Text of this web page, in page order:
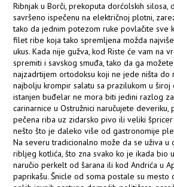
Ribnjak u Borči, prekoputa dorćolskih silosa,
savršeno ispečenu na električnoj plotni,
tako da jednim potezom ruke povlačite sve
filet ribe koja tako spremljena možda
ukus. Kada nije gužva, kod Riste će vam na
spremiti i savskog smuđa, tako da ga
najzadrtijem ortodoksu koji ne jede ništa do
najbolju krompir salatu sa prazilukom u široj
istanjen buđelar ne mora biti jedini razlog
carinarnice u Ostružnici naručujete
pečena riba uz zidarsko pivo ili veliki
nešto što je daleko više od gastronomije
Na severu tradicionalno može da se uživa u
ribljeg kotlića, što zna svako ko je ikada bio
naručio perkelt od šarana ili kod Andrića u
paprikašu. Šnicle od soma postale su mesto